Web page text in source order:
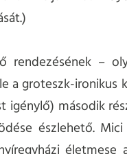
rendezésének –
a groteszk-ironikus
második
észlehető.